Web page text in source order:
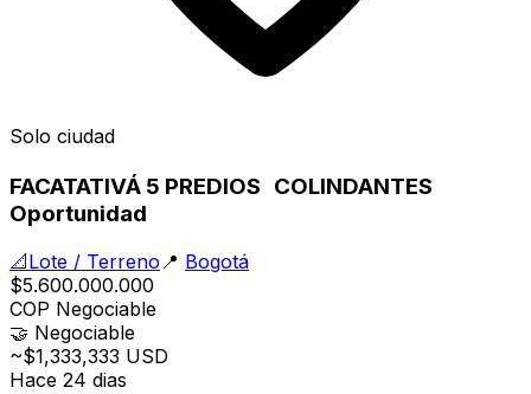
Solo ciudad
FACATATIVÁ 5 PREDIOS COLINDANTES
Oportunidad
📐Lote / Terreno 📍 Bogotá
$5.600.000.000
COP Negociable
🤝 Negociable
~$1,333,333 USD
Hace 24 dias